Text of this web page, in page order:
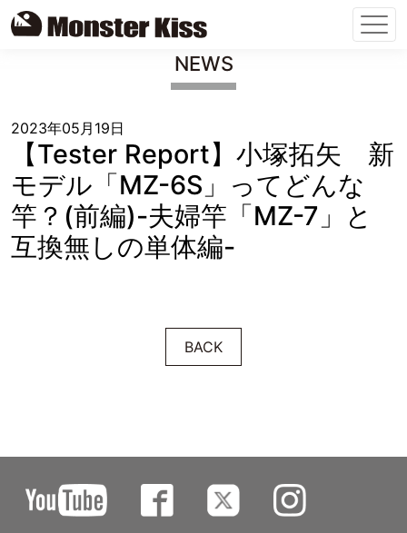
NEWS
2023年05月19日
【Tester Report】小塚拓矢 新
モデル「MZ-6S」ってどんな
竿？(前編)-夫婦竿「MZ-7」と
互換無しの単体編-
BACK